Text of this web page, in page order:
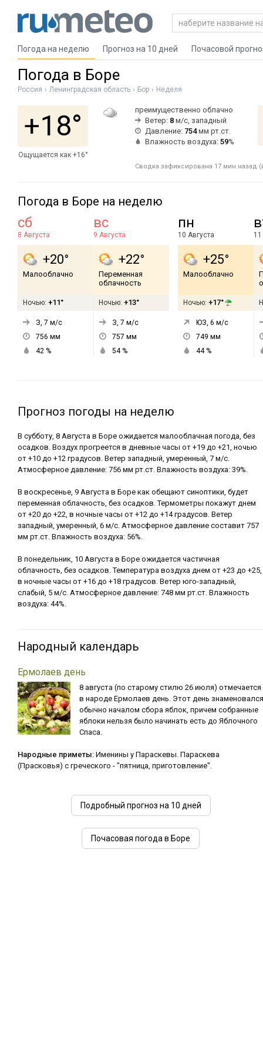
Погода на неделю Прогноз на 10 дней Почасовой
Погода в Боре
Россия Ленинградская область Бор Неделя
+18°
Ощущается как +16°
преимущественно облачно
Ветер: 8 м/с, западный
Давление: 754мм рт.ст.
Влажность воздуха: 59%
Сводка зафиксирована 17 мин назад
Погода в Боре на неделю
сб
8 Августа
+20°
Малооблачно
Ночью: +11°
З, 7 м/с
756 мм
42 %
вс
9 Августа
+22°
Переменная
облачность
Ночью: +13°
З, 7 м/с
757 мм
54%
пн
10 Августа
+25°
Малооблачно
Ночью: +17°
ЮЗ, 6 м/с
749 мм
44%
11
Прогноз погоды на неделю
В субботу, 8 Августа в Боре ожидается малооблачная погода, без
осадков. Воздух прогреется в дневные часы от +19 до +21, ночью
от +10 до +12 градусов. Ветер западный, умеренный, 7 м/с.
Атмосферное давление: 756 мм рт.ст. Влажность воздуха: 39%.
В воскресенье, 9 Августа в Боре как обещают синоптики, будет
переменная облачность, без осадков. Термометры покажут днем
от +20 до +22, в ночные часы от +12 до +14 градусов. Ветер
западный, умеренный, 6 м/с. Атмосферное давление составит 757
мм рт.ст. Влажность воздуха: 56%.
В понедельник, 10 Августа в Боре ожидается частичная
облачность, без осадков. Температура воздуха днем от +23 до +25,
в ночные часы от +16 до +18 градусов. Ветер юго-западный,
слабый, 5 м/с. Атмосферное давление: 748 мм рт.ст. Влажность
воздуха: 44%.
Народный календарь
Ермолаев день
8 августа (по старому стилю 26 июля) отмечается
в народе Ермолаев день. Этот день знаменовался
обычно началом сбора яблок, причем собранные
яблоки нельзя было начинать есть до Яблочного
Спаса.
Народные приметы: Именины у Параскевы. Параскева
(Прасковья) с греческого - "пятница, приготовление".
Подробный прогноз на 10 дней
Почасовая погода в Боре